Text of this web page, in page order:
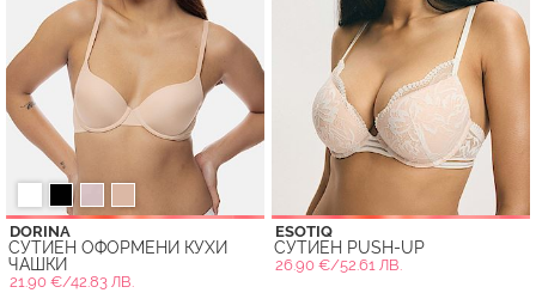
DORINA
СУТИЕН ОФОРМЕНИ КУХИ
ЧАШКИ
21.90 €/42.83 ЛВ.
ESOTIQ
СУТИЕН PUSH-UP
26.90 €/52.61 ЛВ.